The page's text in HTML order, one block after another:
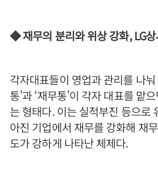
◆ 재무의 분리와 위상 강화, LG
각자대표들이 영업과 관리를 나
통’과 ‘재무통’이 각자 대표를 맡
는 형태다. 이는 실적부진 등으로
아진 기업에서 재무를 강화해 재
도가 강하게 나타난 체제다.